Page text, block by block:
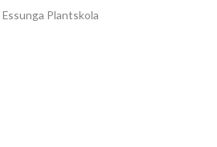
Plantskola